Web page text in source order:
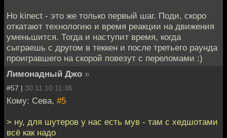
Но kinect - это же только первый шаг. Поди, скоро
откатают технологию и время реакции на движения
уменьшится. Тогда и наступит время, когда
сыграешь с другом в теккен и после третьего раунда
проигравшего на скорой повезут с переломами :)
Лимонадный Джо »
#57 | 30.11.10 11:36
Кому: Сева, #5
> ну, для шутеров у нас есть мув - там с хедшотами
всё как надо